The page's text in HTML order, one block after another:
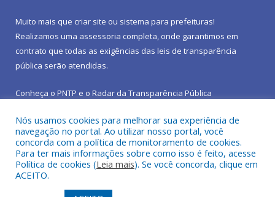
Muito mais que criar site ou sistema para prefeituras!
Realizamos uma assessoria completa, onde garantimos em
contrato que todas as exigências das leis de transparência
pública serão atendidas.
Conheça o PNTP e o Radar da Transparência Pública
Todos os direitos reservados a Prefeitura Municipal de São João
do Araguaia.
Nós usamos cookies para melhorar sua experiência de
navegação no portal. Ao utilizar nosso portal, você
concorda com a política de monitoramento de cookies.
Para ter mais informações sobre como isso é feito, acesse
Política de cookies (Leia mais). Se você concorda, clique em
ACEITO.